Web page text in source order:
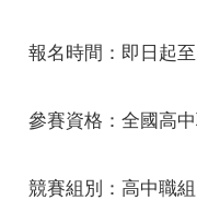
報名時間：即日起至
參賽資格：全國高
競賽組別：高中職組